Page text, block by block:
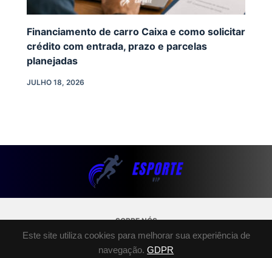
Este site utiliza cookies para melhorar sua experiência de
navegação. GDPR
Financiamento de carro Caixa e como solicitar
crédito com entrada, prazo e parcelas
planejadas
JULHO 18, 2026
SOBRE NÓS
POLÍTICA DE PRIVACIDADE
TERMOS E CONDIÇÕES